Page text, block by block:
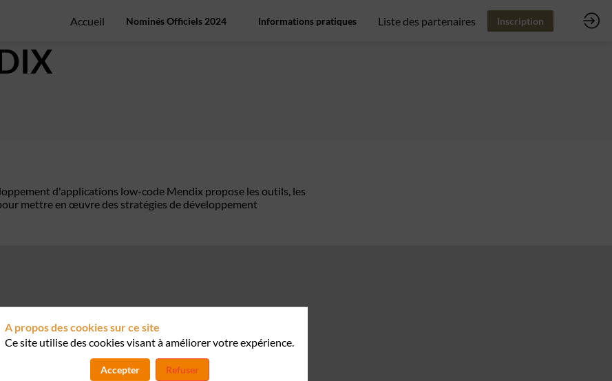
Accueil Nominés Officiels 2024 Informations pratiques Liste des partenaires Inscription
d'applications low-code Mendix propose les outils, les
mettre en œuvre des stratégies de développement
A propos des cookies sur ce site
Ce site utilise des cookies visant à améliorer votre expérience.
Accepter Refuser